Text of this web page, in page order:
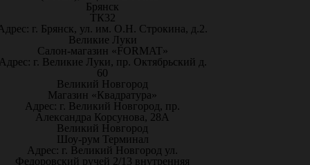
Брянск
ТК32
г. Брянск, ул. им. О.Н. Строкина, д.2.
Великие Луки
Салон-магазин «FORMAT»
г. Великие Луки, пр. Октябрьский д.
60
Великий Новгород
Магазин «Квадратура»
Адрес: г. Великий Новгород, пр.
Александра Корсунова, 28А
Великий Новгород
Шоу-рум Терминал
Адрес: г. Великий Новгород ул.
Федоровский ручей 2/13 внутренняя